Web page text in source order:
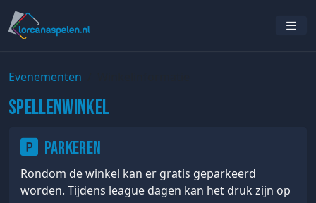
Evenementen
Spellenwinkel
Parkeren
Rondom de winkel kan er gratis geparkeerd
worden. Tijdens league dagen kan het druk zijn op